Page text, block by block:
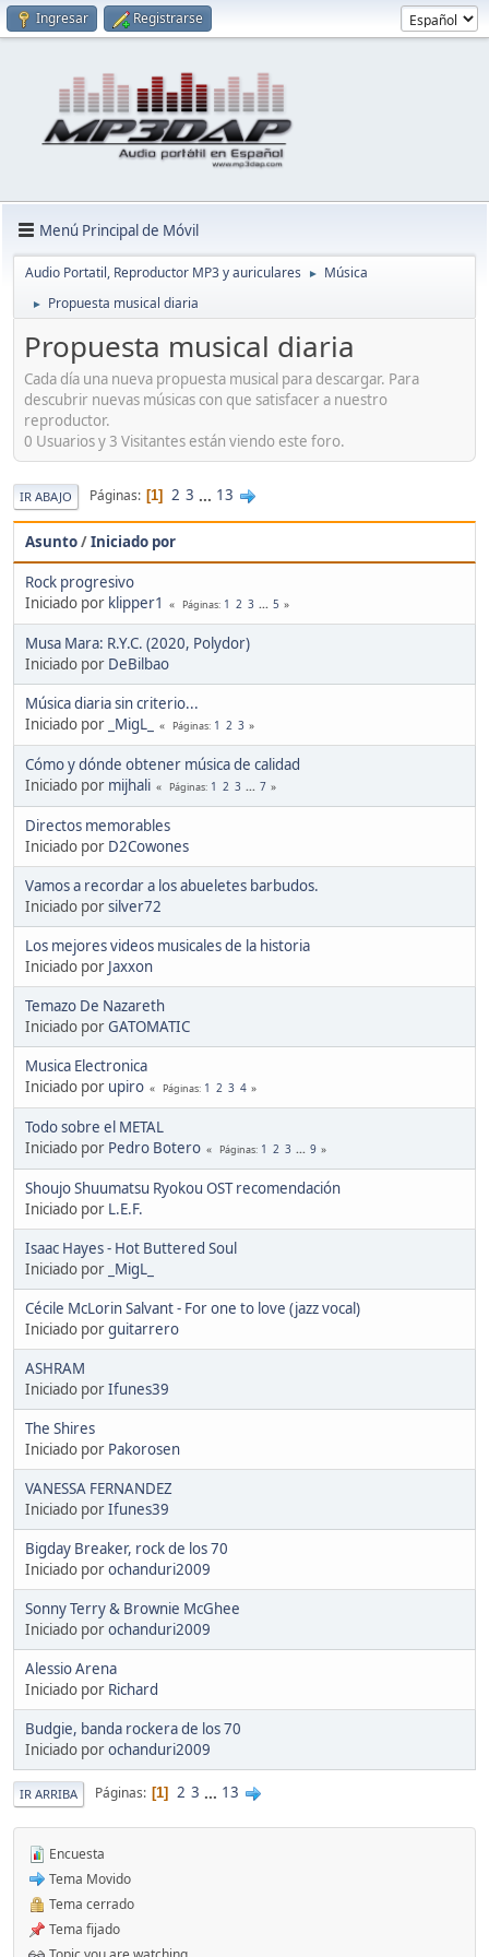
Ingresar Registrarse
Menú Principal de Móvil
Audio Portatil, Reproductor MP3 y auriculares ► Música
► Propuesta musical diaria
Propuesta musical diaria
Cada día una nueva propuesta musical para descargar. Para
descubrir nuevas músicas con que satisfacer a nuestro
reproductor.
0 Usuarios y 3 Visitantes están viendo este foro.
IR ABAJO Páginas 1 2 3 ... 13
Asunto/Iniciado por
Rock progresivo
Iniciado por klipper1 Páginas 1 2 3 ... 5
Musa Mara: R.Y.C. (2020, Polydor)
Iniciado por DeBilbao
Música diaria sin criterio...
Iniciado por _MigL_ Páginas 1 2 3
Cómo y dónde obtener música de calidad
Iniciado por mijhali Páginas 1 2 3 ... 7
Directos memorables
Iniciado por D2Cowones
Vamos a recordar a los abueletes barbudos.
Iniciado porsilver72
Los mejores videos musicales de la historia
Iniciado por Jaxxon
Temazo De Nazareth
Iniciado porGATOMATIC
Musica Electronica
Iniciado por upiro Páginas 1 2 3 4
Todo sobre el METAL
Iniciado por Pedro Botero Páginas 1 2 3 ... 9
Shoujo Shuumatsu Ryokou OST recomendación
Iniciado por L.E.F.
Isaac Hayes - Hot Buttered Soul
Iniciado por _MigL_
Cécile McLorin Salvant - For one to love (jazz vocal)
Iniciado porguitarrero
ASHRAM
Iniciado porIfunes39
The Shires
Iniciado por Pakorosen
VANESSA FERNANDEZ
Iniciado porIfunes39
Bigday Breaker, rock de los 70
Iniciado porochanduri2009
Sonny Terry & Brownie McGhee
Iniciado porochanduri2009
Alessio Arena
Iniciado por Richard
Budgie, banda rockera de los 70
Iniciado porochanduri2009
IR ARRIBA Páginas 1 2 3 ... 13
Encuesta
Tema Movido
Tema cerrado
Tema fijado